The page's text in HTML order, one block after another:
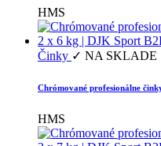
HMS
Činky ✓ NA SKLADE
Chrómované profesionálne
HMS